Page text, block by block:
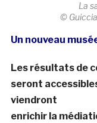
La
©
Un nouveau
Les résultats de
seront
viendront
enrichir la